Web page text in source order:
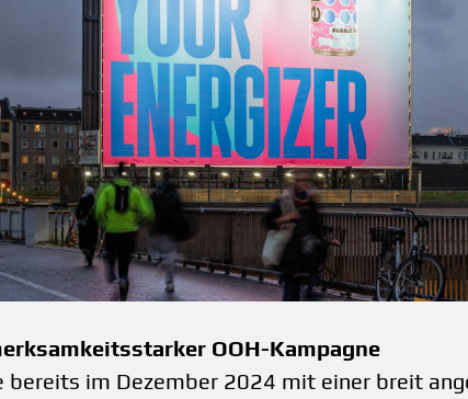
OOH-Kampagne
bereits im Dezember 2024 mit einer breit